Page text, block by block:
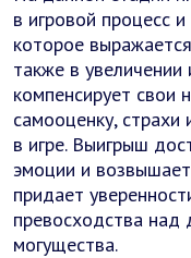
в игровой процесс
которое
также в увеличении
компенсирует свои
самооценку, страхи
в игре. Выигрыш
эмоции и
придает
превосходства над
могущества.